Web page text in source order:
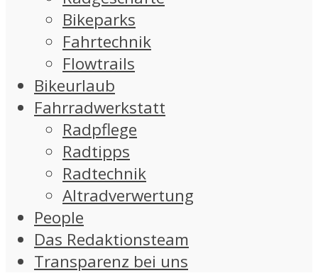
Bikeparks
Fahrtechnik
Flowtrails
Bikeurlaub
Fahrradwerkstatt
Radpflege
Radtipps
Radtechnik
Altradverwertung
People
Das Redaktionsteam
Transparenz bei uns